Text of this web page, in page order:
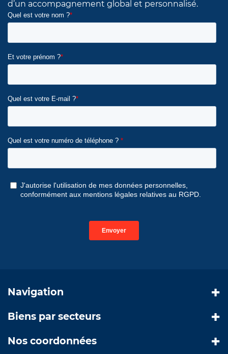
d’un accompagnement global et personnalisé.
Navigation
Biens par secteurs
Nos coordonnées